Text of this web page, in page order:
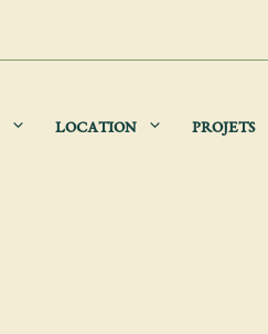
LOCATION PROJETS